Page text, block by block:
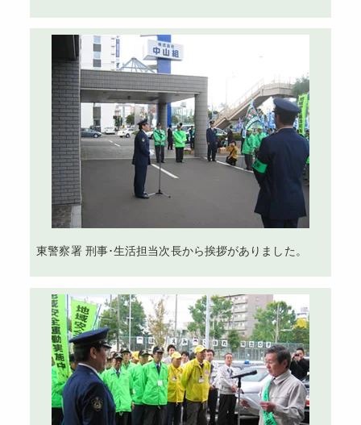
東警察署 刑事･生活担当次長から挨拶がありました。